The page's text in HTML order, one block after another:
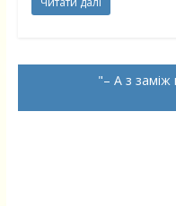
– А з